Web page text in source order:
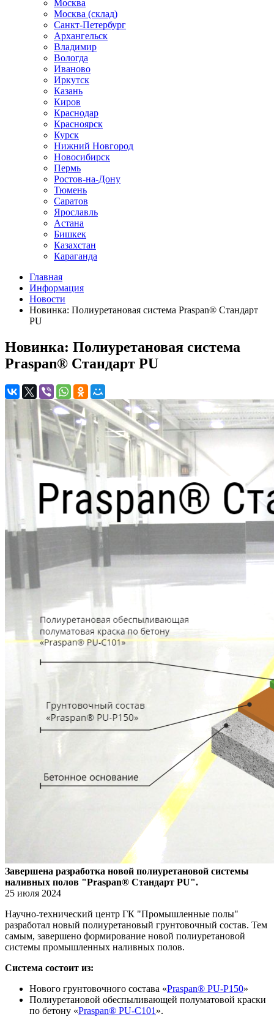
Москва
Москва (склад)
Санкт-Петербург
Архангельск
Владимир
Вологда
Иваново
Иркутск
Казань
Киров
Краснодар
Красноярск
Курск
Нижний Новгород
Новосибирск
Пермь
Ростов-на-Дону
Тюмень
Саратов
Ярославль
Астана
Бишкек
Казахстан
Караганда
Главная
Информация
Новости
Новинка: Полиуретановая система Praspan® Стандарт
PU
Новинка: Полиуретановая система
Praspan® Стандарт PU
Завершена разработка новой полиуретановой системы
наливных полов "Praspan® Стандарт PU".
25 июля 2024
Научно-технический центр ГК "Промышленные полы"
разработал новый полиуретановый грунтовочный состав. Тем
самым, завершено формирование новой полиуретановой
системы промышленных наливных полов.
Система состоит из:
Нового грунтовочного состава «Praspan® PU-P150»
Полиуретановой обеспыливающей полуматовой краски
по бетону «Praspan® PU-C101 ».